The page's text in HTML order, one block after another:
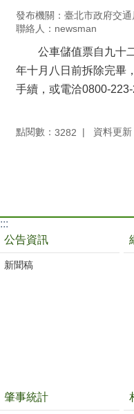
發布機關：臺北市政府交通
聯絡人：newsman
公車儲值票自九十二
年十月八日前拆除完畢
手續，或電洽0800-
點閱數： 3282 資料更
:::
公告資訊
新聞稿
肇事統計